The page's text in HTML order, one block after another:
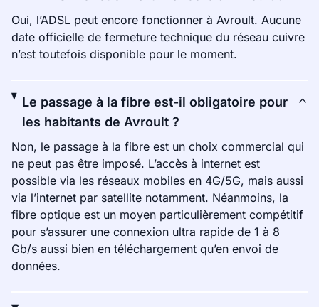
Oui, l’ADSL peut encore fonctionner à Avroult. Aucune
date officielle de fermeture technique du réseau cuivre
n’est toutefois disponible pour le moment.
Le passage à la fibre est-il obligatoire pour
les habitants de Avroult ?
Non, le passage à la fibre est un choix commercial qui
ne peut pas être imposé. L’accès à internet est
possible via les réseaux mobiles en 4G/5G, mais aussi
via l’internet par satellite notamment. Néanmoins, la
fibre optique est un moyen particulièrement compétitif
pour s’assurer une connexion ultra rapide de 1 à 8
Gb/s aussi bien en téléchargement qu’en envoi de
données.